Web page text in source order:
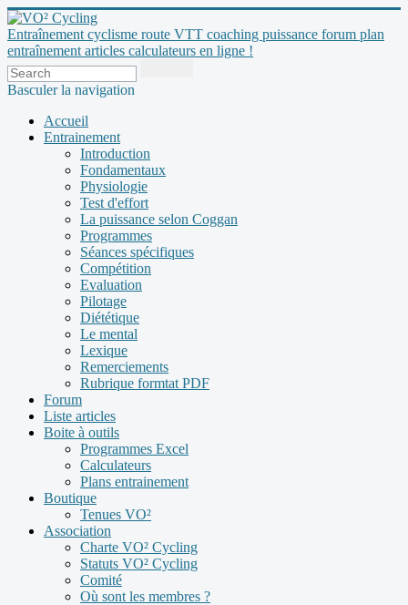
Entraînement cyclisme route VTT coaching puissance forum plan
entraînement articles calculateurs en ligne !
Basculer la navigation
Accueil
Entrainement
Introduction
Fondamentaux
Physiologie
Test d'effort
La puissance selon Coggan
Programmes
Séances spécifiques
Compétition
Evaluation
Pilotage
Diététique
Le mental
Lexique
Remerciements
Rubrique formtat PDF
Forum
Liste articles
Boite à outils
Programmes Excel
Calculateurs
Plans entrainement
Boutique
Tenues VO²
Association
Charte VO² Cycling
Statuts VO² Cycling
Comité
Où sont les membres ?